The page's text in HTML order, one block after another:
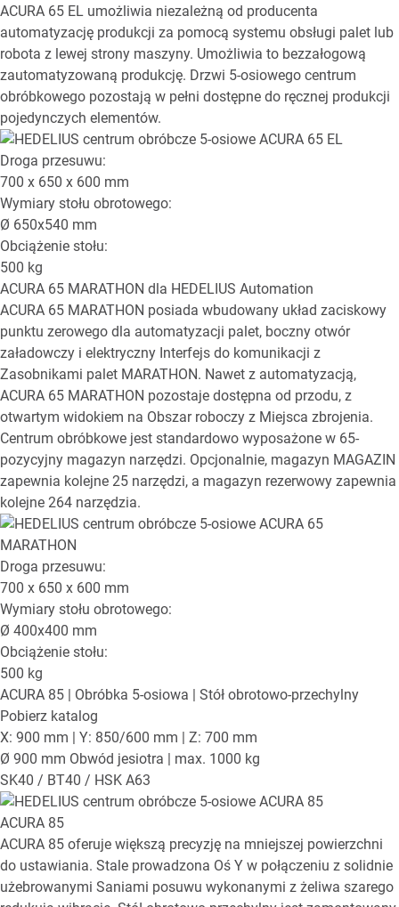
ACURA 65 EL umożliwia niezależną od producenta
automatyzację produkcji za pomocą systemu obsługi palet lub
robota z lewej strony maszyny. Umożliwia to bezzałogową
zautomatyzowaną produkcję. Drzwi 5-osiowego centrum
obróbkowego pozostają w pełni dostępne do ręcznej produkcji
pojedynczych elementów.
Droga przesuwu:
700 x 650 x 600 mm
Wymiary stołu obrotowego:
Ø 650x540 mm
Obciążenie stołu:
500 kg
ACURA 65 MARATHON dla HEDELIUS Automation
ACURA 65 MARATHON posiada wbudowany układ zaciskowy
punktu zerowego dla automatyzacji palet, boczny otwór
załadowczy i elektryczny Interfejs do komunikacji z
Zasobnikami palet MARATHON. Nawet z automatyzacją,
ACURA 65 MARATHON pozostaje dostępna od przodu, z
otwartym widokiem na Obszar roboczy z Miejsca zbrojenia.
Centrum obróbkowe jest standardowo wyposażone w 65-
pozycyjny magazyn narzędzi. Opcjonalnie, magazyn MAGAZIN
zapewnia kolejne 25 narzędzi, a magazyn rezerwowy zapewnia
kolejne 264 narzędzia.
Droga przesuwu:
700 x 650 x 600 mm
Wymiary stołu obrotowego:
Ø 400x400 mm
Obciążenie stołu:
500 kg
ACURA 85 | Obróbka 5-osiowa | Stół obrotowo-przechylny
Pobierz katalog
X: 900 mm | Y: 850/600 mm | Z: 700 mm
Ø 900 mm Obwód jesiotra | max. 1000 kg
SK40 / BT40 / HSK A63
ACURA 85
ACURA 85 oferuje większą precyzję na mniejszej powierzchni
do ustawiania. Stale prowadzona Oś Y w połączeniu z solidnie
użebrowanymi Saniami posuwu wykonanymi z żeliwa szarego